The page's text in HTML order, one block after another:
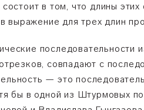
в том, что длины
выражение для трех длин
последовательности
совпадают с
— это
бы в одной из Штурмовых